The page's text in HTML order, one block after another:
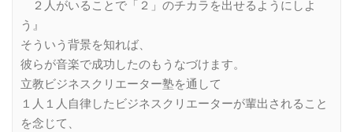
２人がいることで「２」のチカラを出せるようにしよ
う』
そういう背景を知れば、
彼らが音楽で成功したのもうなづけます。
立教ビジネスクリエーター塾を通して
１人１人自律したビジネスクリエーターが輩出されること
を念じて、